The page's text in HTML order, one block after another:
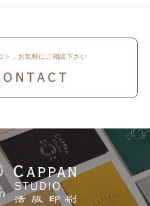
ト，お気軽にご相談下さい